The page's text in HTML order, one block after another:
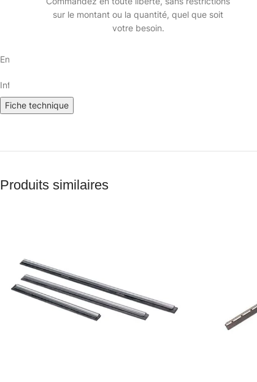
sur le montant ou la quantité, quel que soit
votre besoin.
En inox robuste et caoutchouc. Pour raclette Ergotec, S et Pro.
Informations sur le produit :
Fiche technique
Produits similaires